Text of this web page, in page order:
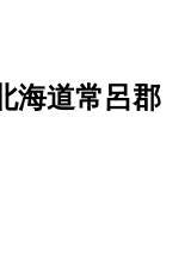
海道常呂郡